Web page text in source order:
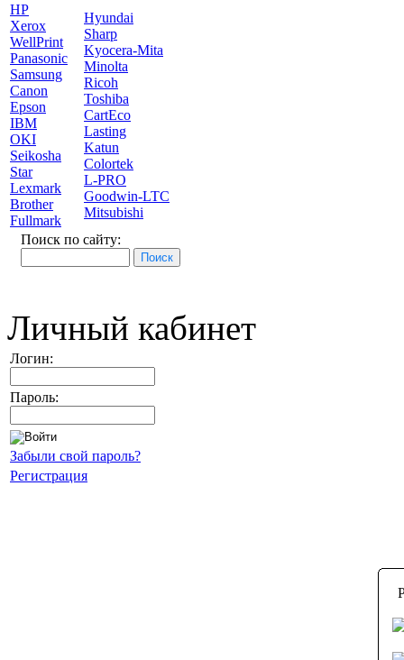
HP
Xerox
WellPrint
Panasonic
Samsung
Canon
Epson
IBM
OKI
Seikosha
Star
Lexmark
Brother
Fullmark
Hyundai
Sharp
Kyocera-Mita
Minolta
Ricoh
Toshiba
CartEco
Lasting
Katun
Colortek
L-PRO
Goodwin-LTC
Mitsubishi
Поиск по сайту:
Личный кабинет
Логин:
Пароль:
Забыли свой пароль?
Регистрация